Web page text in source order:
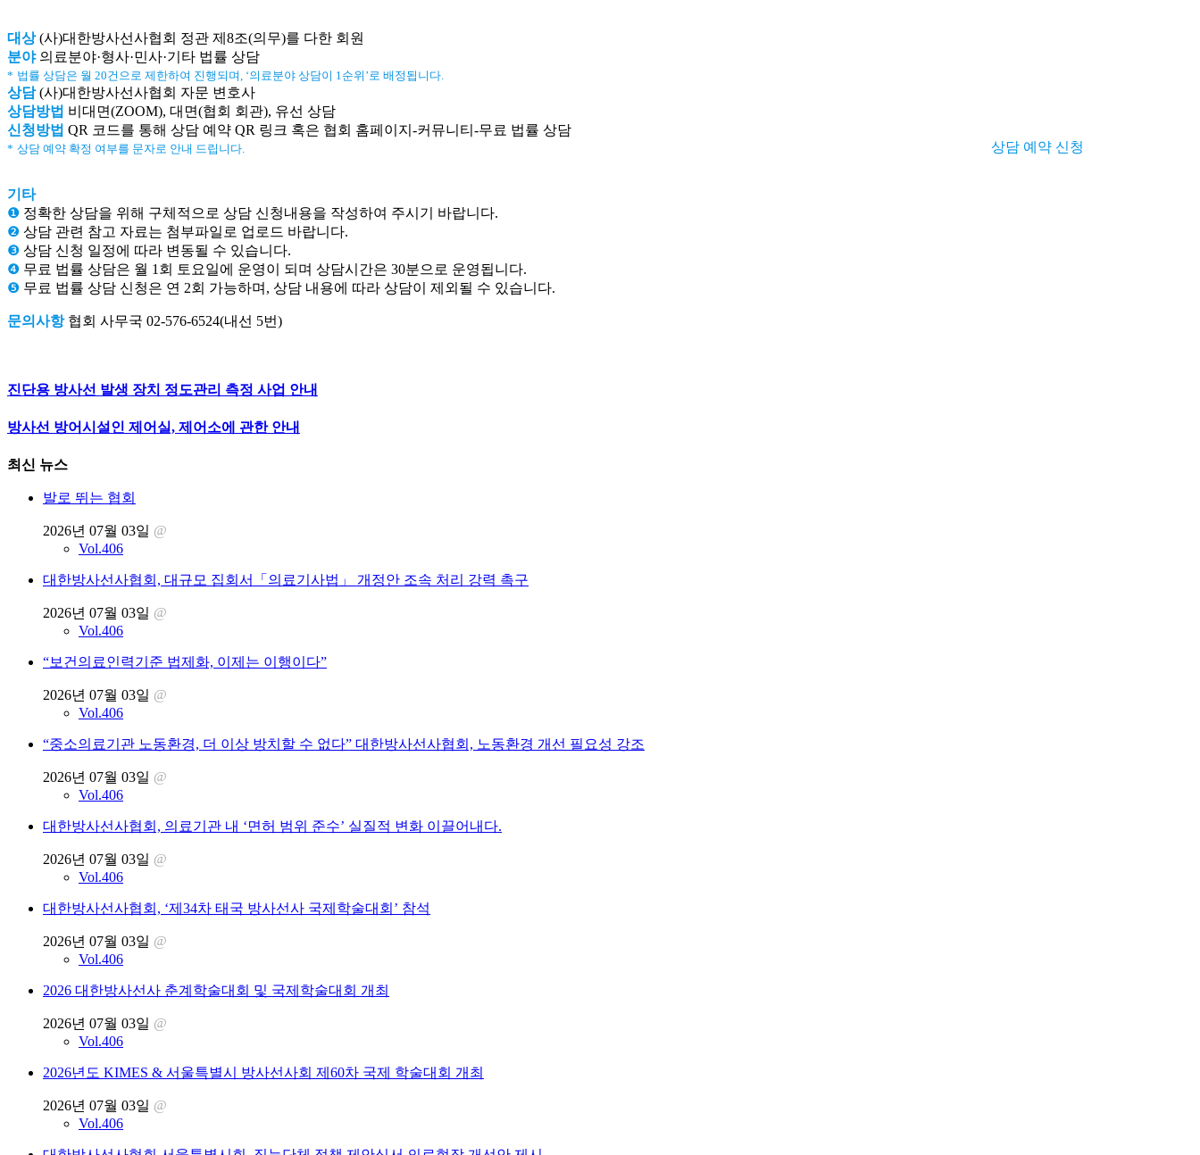
대상(사)대한방사선사협회 정관 제8조(의무)를 다한 회원
분야의료분야·형사·민사·기타 법률 상담
* 법률 상담은 월 20건으로 제한하여 진행되며, ‘의료분야 상담이 1순위’로 배정됩니다.
상담(사)대한방사선사협회 자문 변호사
상담방법 비대면(ZOOM), 대면(협회 회관), 유선 상담
신청방법 QR 코드를 통해 상담 예약 QR 링크 혹은 협회 홈페이지-커뮤니티-무료 법률 상담
* 상담 예약 확정 여부를 문자로 안내 드립니다. 상담 예약 신청
기타
❶ 정확한 상담을 위해 구체적으로 상담 신청내용을 작성하여 주시기 바랍니다.
❷ 상담 관련 참고 자료는 첨부파일로 업로드 바랍니다.
❸ 상담 신청 일정에 따라 변동될 수 있습니다.
❹ 무료 법률 상담은 월 1회 토요일에 운영이 되며 상담시간은 30분으로 운영됩니다.
❺ 무료 법률 상담 신청은 연 2회 가능하며, 상담 내용에 따라 상담이 제외될 수 있습니다.
문의사항협회 사무국 02-576-6524(내선 5번)
진단용 방사선 발생 장치 정도관리 측정 사업 안내
방사선 방어시설인 제어실, 제어소에 관한 안내
최신 뉴스
발로 뛰는 협회
2026년 07월 03일 @
Vol.406
대한방사선사협회, 대규모 집회서「의료기사법」 개정안 조속 처리 강력 촉구
2026년 07월 03일 @
Vol.406
“보건의료인력기준 법제화, 이제는 이행이다”
2026년 07월 03일 @
Vol.406
“중소의료기관 노동환경, 더 이상 방치할 수 없다” 대한방사선사협회, 노동환경 개선 필요성 강조
2026년 07월 03일 @
Vol.406
대한방사선사협회, 의료기관 내 ‘면허 범위 준수’ 실질적 변화 이끌어내다.
2026년 07월 03일 @
Vol.406
대한방사선사협회, ‘제34차 태국 방사선사 국제학술대회’ 참석
2026년 07월 03일 @
Vol.406
2026 대한방사선사 춘계학술대회 및 국제학술대회 개최
2026년 07월 03일 @
Vol.406
2026년도 KIMES & 서울특별시 방사선사회 제60차 국제 학술대회 개최
2026년 07월 03일 @
Vol.406